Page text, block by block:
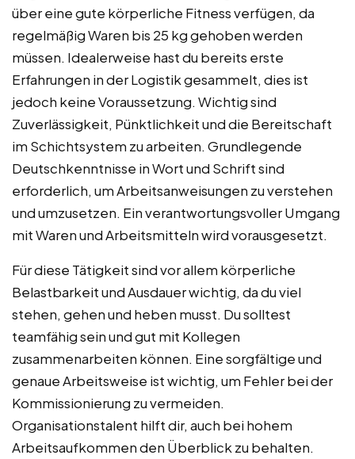
über eine gute körperliche Fitness verfügen, da
regelmäßig Waren bis 25 kg gehoben werden
müssen. Idealerweise hast du bereits erste
Erfahrungen in der Logistik gesammelt, dies ist
jedoch keine Voraussetzung. Wichtig sind
Zuverlässigkeit, Pünktlichkeit und die Bereitschaft
im Schichtsystem zu arbeiten. Grundlegende
Deutschkenntnisse in Wort und Schrift sind
erforderlich, um Arbeitsanweisungen zu verstehen
und umzusetzen. Ein verantwortungsvoller Umgang
mit Waren und Arbeitsmitteln wird vorausgesetzt.
Für diese Tätigkeit sind vor allem körperliche
Belastbarkeit und Ausdauer wichtig, da du viel
stehen, gehen und heben musst. Du solltest
teamfähig sein und gut mit Kollegen
zusammenarbeiten können. Eine sorgfältige und
genaue Arbeitsweise ist wichtig, um Fehler bei der
Kommissionierung zu vermeiden.
Organisationstalent hilft dir, auch bei hohem
Arbeitsaufkommen den Überblick zu behalten.